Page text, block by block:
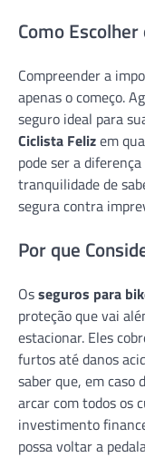
Como
Compreender a
apenas o começo.
seguro ideal para
Ciclista Felizem
pode ser a
tranquilidade de
segura contra
Por que
Osseguros para
proteção que vai
estacionar. Eles
furtos até danos
saber que, em caso
arcar com todos os
investimento
possa voltar a